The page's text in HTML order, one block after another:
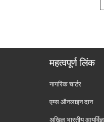
महत्वपूर्ण लिंक
नागरिक चार्टर
एम्स ऑनलाइन दान
अखिल भारतीय